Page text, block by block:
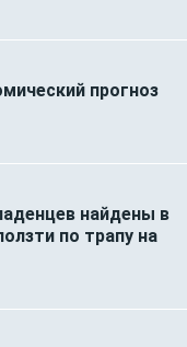
прогноз
найдены в
по трапу на